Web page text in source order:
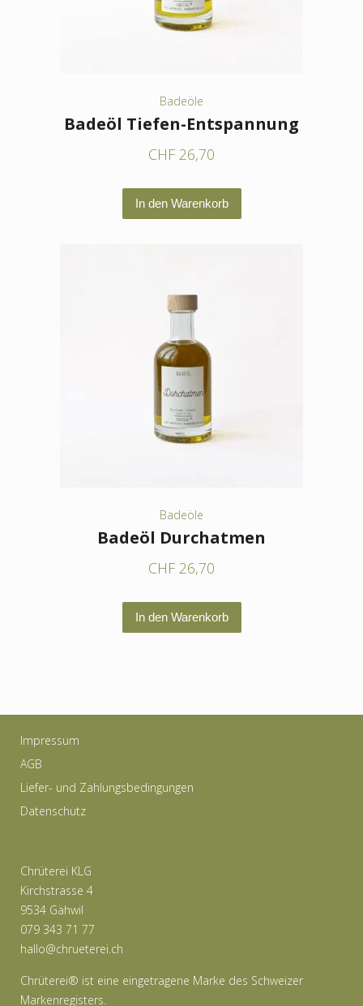
Badeöle
Badeöl Tiefen-Entspannung
CHF 26,70
In den Warenkorb
Badeöle
Badeöl Durchatmen
CHF 26,70
In den Warenkorb
Impressum
AGB
Liefer- und Zahlungsbedingungen
Datenschutz
Chrüterei KLG
Kirchstrasse 4
9534 Gähwil
079 343 71 77
hallo@chrueterei.ch
Chrüterei® ist eine eingetragene Marke des Schweizer
Markenregisters.